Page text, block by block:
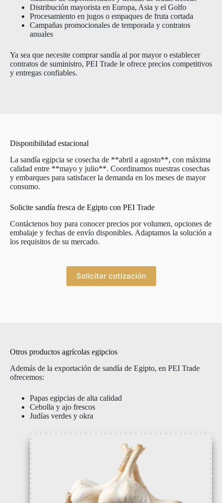
Distribución mayorista en Europa, Asia y el Golfo
Procesamiento en jugos o empaques de fruta cortada
Campañas promocionales de temporada y contratos
anuales
Ya sea que necesite comprar sandía al por mayor o establecer
contratos de suministro, PEI Trade le ofrece precios competitivos
y entregas confiables.
Disponibilidad estacional
La sandía egipcia se cosecha de **abril a agosto**, con máxima
calidad entre **mayo y julio**. Coordinamos nuestras cosechas
y embarques para satisfacer la demanda en los meses de mayor
consumo.
Solicite sandía fresca de Egipto con PEI Trade
Contáctenos hoy para conocer precios por volumen, opciones de
embalaje y fechas de envío disponibles. Adaptamos la solución a
los requisitos de su mercado.
Solicitar cotización
Otros productos agrícolas egipcios
Además de la exportación de sandía de Egipto, en PEI Trade
ofrecemos:
Papas egipcias de alta calidad
Cebolla y ajo frescos
Judías verdes y okra